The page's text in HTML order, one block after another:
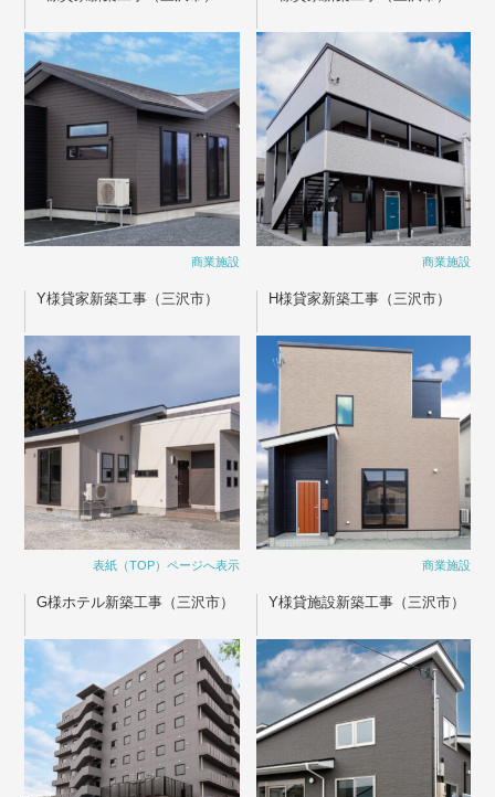
商業施設 商業施設
Y様貸家新築工事（三沢市）
表紙（TOP）ページへ表示
H様貸家新築工事（三沢市）
商業施設
G様ホテル新築工事（三沢市） Y様貸施設新築工事（三沢市）